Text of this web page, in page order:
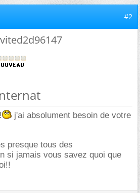
#2
j'ai absolument besoin de votre
presque tous des
si jamais vous savez quoi que